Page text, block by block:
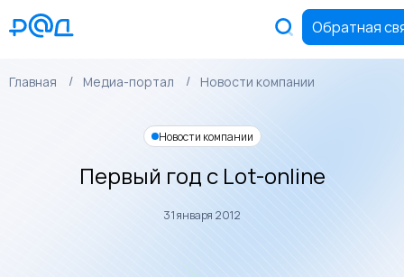
Обратная
Главная Медиа-портал Новости компании
Новости компании
Первый год с Lot-online
31 января 2012